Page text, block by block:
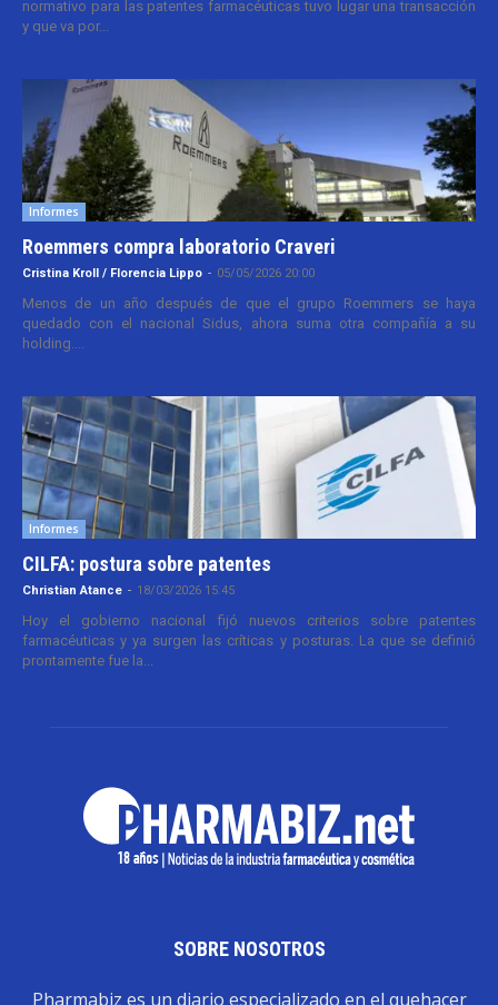
normativo para las patentes farmacéuticas tuvo lugar una transacción
y que va por...
Informes
Roemmers compra laboratorio Craveri
Cristina Kroll / Florencia Lippo - 05/05/2026 20:00
Menos de un año después de que el grupo Roemmers se haya
quedado con el nacional Sidus, ahora suma otra compañía a su
holding....
Informes
CILFA: postura sobre patentes
Christian Atance - 18/03/2026 15:45
Hoy el gobierno nacional fijó nuevos criterios sobre patentes
farmacéuticas y ya surgen las críticas y posturas. La que se definió
prontamente fue la...
SOBRE NOSOTROS
Pharmabiz es un diario especializado en el quehacer